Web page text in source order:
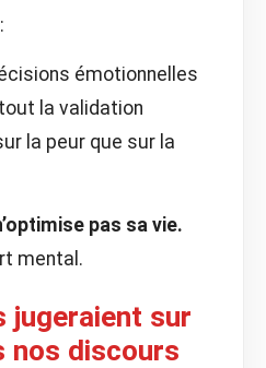
émotionnelles
la validation
la peur que sur la
pas sa vie.
mental.
jugeraient sur
nos discours